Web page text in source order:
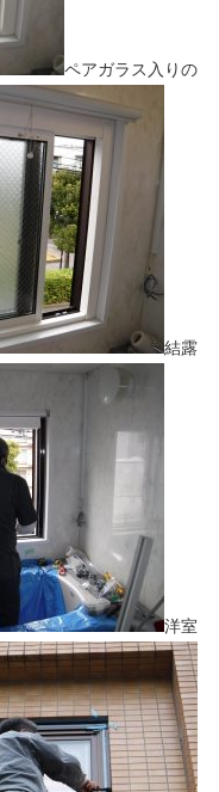
ペアガラス入りの
結露
洋室